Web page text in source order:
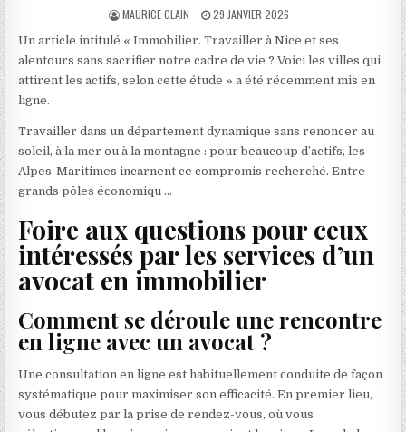
AUTHOR:
MAURICE GLAIN
PUBLISHED
29 JANVIER 2026
Un article intitulé « Immobilier. Travailler à Nice et ses
alentours sans sacrifier notre cadre de vie ? Voici les villes qui
attirent les actifs, selon cette étude » a été récemment mis en
ligne.
Travailler dans un département dynamique sans renoncer au
soleil, à la mer ou à la montagne : pour beaucoup d’actifs, les
Alpes-Maritimes incarnent ce compromis recherché. Entre
grands pôles économiqu …
Foire aux questions pour ceux
intéressés par les services d’un
avocat en immobilier
Comment se déroule une rencontre
en ligne avec un avocat ?
Une consultation en ligne est habituellement conduite de façon
systématique pour maximiser son efficacité. En premier lieu,
vous débutez par la prise de rendez-vous, où vous